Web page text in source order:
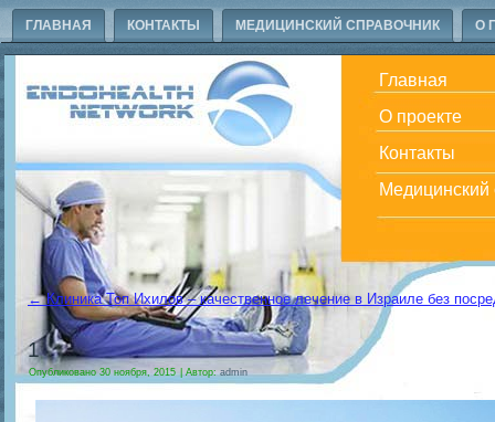
ГЛАВНАЯ КОНТАКТЫ МЕДИЦИНСКИЙ СПРАВОЧНИК О
Главная
О проекте
Контакты
Медицинский
←Клиника Топ Ихилов – качественное лечение в Израиле без
1
Опубликовано 30 ноября, 2015|Автор: admin